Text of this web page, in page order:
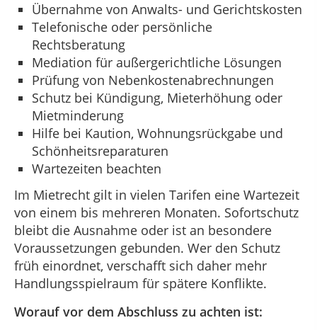
Übernahme von Anwalts- und Gerichtskosten
Telefonische oder persönliche
Rechtsberatung
Mediation für außergerichtliche Lösungen
Prüfung von Nebenkostenabrechnungen
Schutz bei Kündigung, Mieterhöhung oder
Mietminderung
Hilfe bei Kaution, Wohnungsrückgabe und
Schönheitsreparaturen
Wartezeiten beachten
Im Mietrecht gilt in vielen Tarifen eine Wartezeit
von einem bis mehreren Monaten. Sofortschutz
bleibt die Ausnahme oder ist an besondere
Voraussetzungen gebunden. Wer den Schutz
früh einordnet, verschafft sich daher mehr
Handlungsspielraum für spätere Konflikte.
Worauf vor dem Abschluss zu achten ist: